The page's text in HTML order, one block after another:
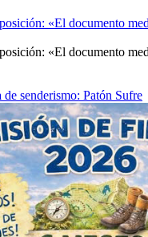
«El documento
«El documento
senderismo: Patón Sufre